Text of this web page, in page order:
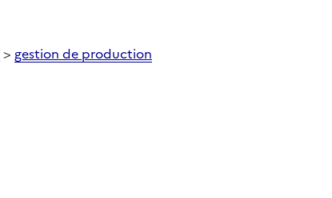
> gestion de production